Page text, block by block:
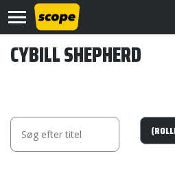
Om
CYBILL SHEPHERD